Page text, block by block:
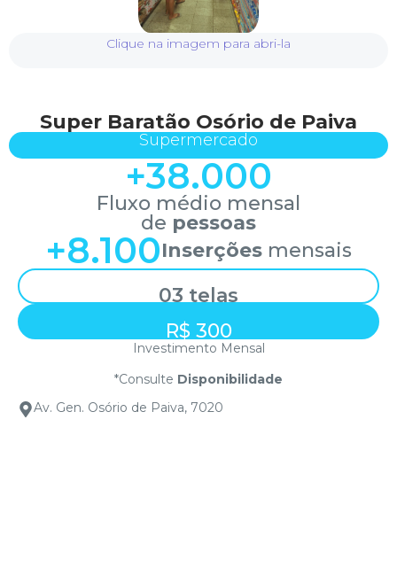
Super Baratão Osório de Paiva
Supermercado
+38.000
Fluxo médio mensal
de pessoas
+8.100Inserções mensais
03 telas
R$ 300
Investimento Mensal
*Consulte Disponibilidade
Av. Gen. Osório de Paiva, 7020
Clique na imagem para abri-la